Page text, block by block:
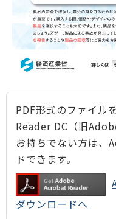
PDF形式のファイル
Reader DC（旧
お持ちでない方は、
ドできます。
ダウンロードへ